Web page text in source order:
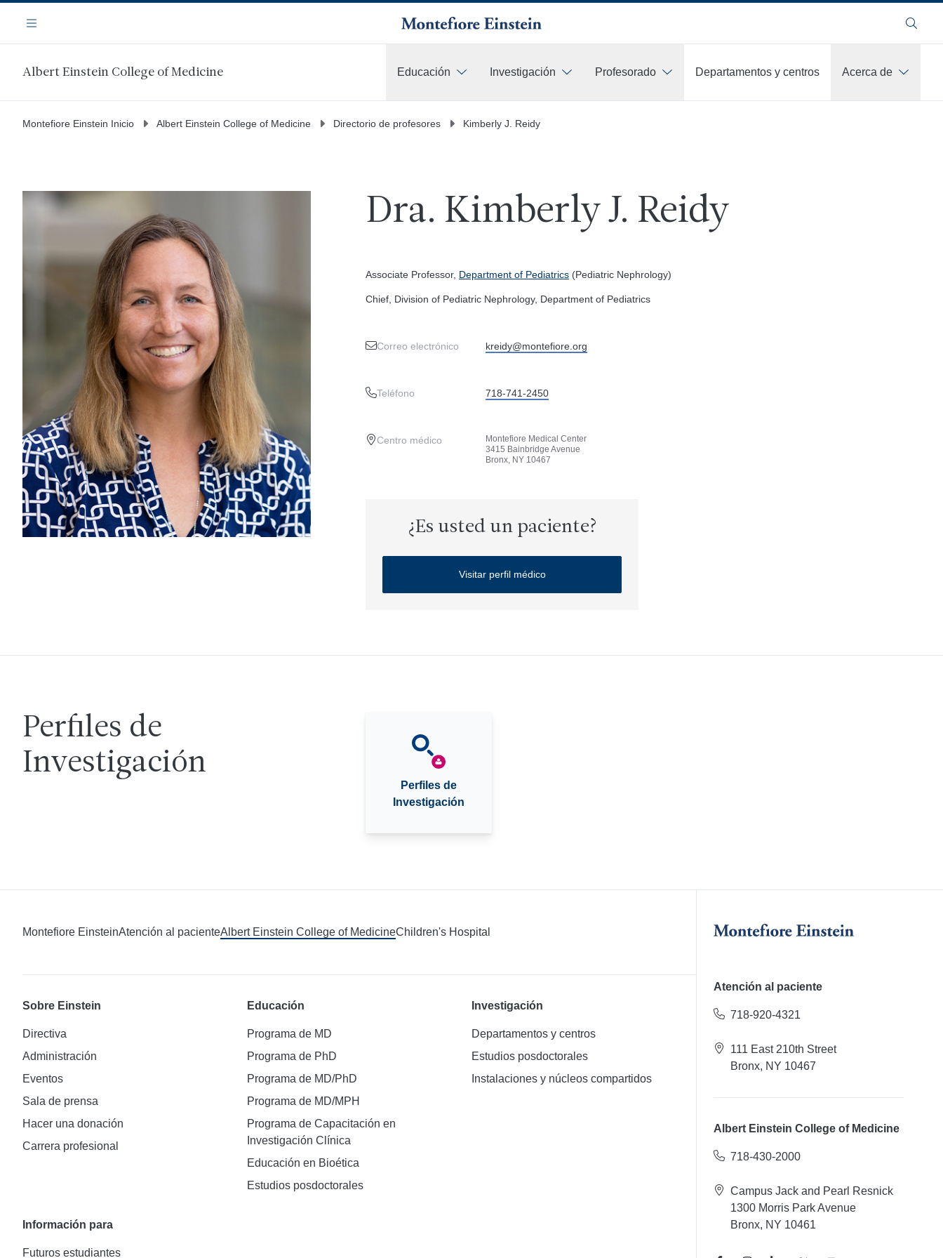
contenido
Navegación
Menú Buscar
Albert Einstein College of Medicine Educación Investigación Profesorado Departamentos y centros
Acerca de
Montefiore Einstein Inicio Albert Einstein College of Medicine Directorio de profesores Kimberly J. Reidy
Dra. Kimberly J. Reidy
Associate Professor, Department of Pediatrics(Pediatric Nephrology)
Chief, Division of Pediatric Nephrology, Department of Pediatrics
Correo electrónico kreidy@montefiore.org
Teléfono 718-741-2450
Centro médico
Montefiore Medical Center
3415 Bainbridge Avenue
Bronx, NY 10467
¿Es usted un paciente?
Visitar perfil médico
Perfiles de
Investigación
Perfiles de
Investigación
Montefiore EinsteinAtención al pacienteAlbert Einstein College of MedicineChildren's Hospital
Sobre Einstein
Directiva
Administración
Eventos
Sala de prensa
Hacer una donación
Carrera profesional
Educación
Programa de MD
Programa de PhD
Programa de MD/PhD
Programa de MD/MPH
Programa de Capacitación en
Investigación Clínica
Educación en Bioética
Estudios posdoctorales
Investigación
Departamentos y centros
Estudios posdoctorales
Instalaciones y núcleos compartidos
Información para
Futuros estudiantes
Atención al paciente
718-920-4321
111 East 210th Street
Bronx, NY 10467
Albert Einstein College of Medicine
718-430-2000
Campus Jack and Pearl Resnick
1300 Morris Park Avenue
Bronx, NY 10461